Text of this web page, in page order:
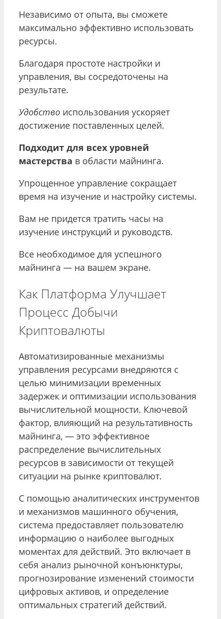
Независимо от опыта, вы сможете
максимально эффективно использовать
ресурсы.
Благодаря простоте настройки и
управления, вы сосредоточены на
результате.
Удобство использования ускоряет
достижение поставленных целей.
Подходит для всех уровней
мастерства в области майнинга.
Упрощенное управление сокращает
время на изучение и настройку системы.
Вам не придется тратить часы на
изучение инструкций и руководств.
Все необходимое для успешного
майнинга — на вашем экране.
Как Платформа Улучшает
Процесс Добычи
Криптовалюты
Автоматизированные механизмы
управления ресурсами внедряются с
целью минимизации временных
задержек и оптимизации использования
вычислительной мощности. Ключевой
фактор, влияющий на результативность
майнинга, — это эффективное
распределение вычислительных
ресурсов в зависимости от текущей
ситуации на рынке криптовалют.
С помощью аналитических инструментов
и механизмов машинного обучения,
система предоставляет пользователю
информацию о наиболее выгодных
моментах для действий. Это включает в
себя анализ рыночной конъюнктуры,
прогнозирование изменений стоимости
цифровых активов, и определение
оптимальных стратегий действий.